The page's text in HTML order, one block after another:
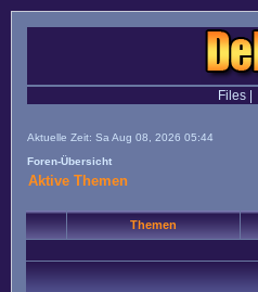
Files|
Aktuelle Zeit: Sa Aug 08, 2026 05:44
Foren-Übersicht
Aktive Themen
Themen